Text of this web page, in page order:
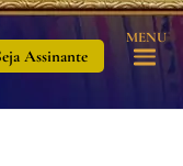
Assinante
MENU